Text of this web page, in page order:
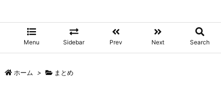
Menu Sidebar Prev Next Search
ホーム > まとめ